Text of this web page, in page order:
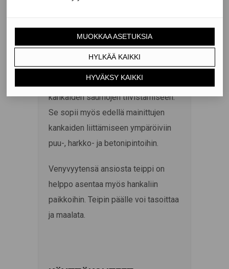
vähäpäästöiseksi.
Tescon No.1 soveltuu erinomaisesti
esimerkiksi Intello XN -
höyrynsulkukankaiden ja Solitex -
kankaiden saumojen tiivistämiseen.
Se sopii myös edellä mainittujen
kankaiden liittämiseen ympäröiviin
puu-, harkko- ja betonipintoihin.
Venyvyytensä ansiosta teippi on
helppo asentaa myös hankaliin
paikkoihin. Teipin päälle voi tasoittaa
ja maalata.